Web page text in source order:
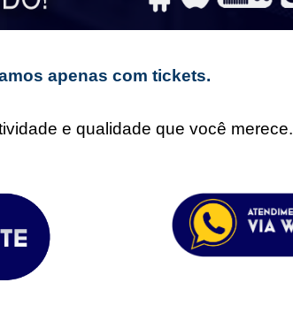
apenas com tickets.
e qualidade que você merece.